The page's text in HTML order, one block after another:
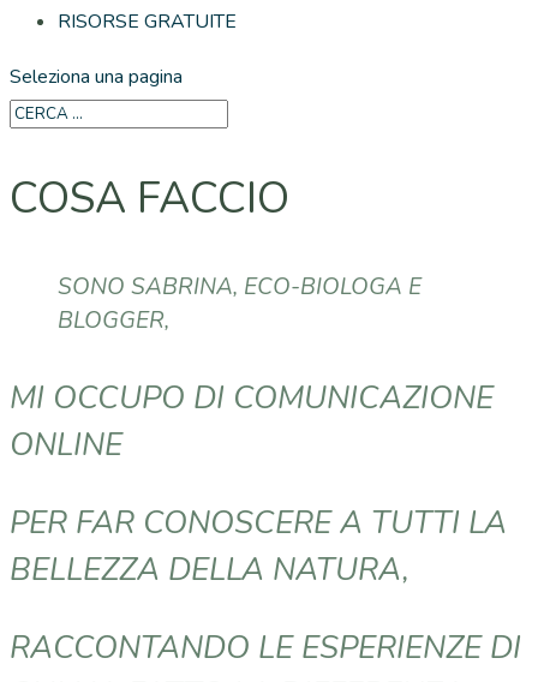
RISORSE GRATUITE
Seleziona una pagina
COSA FACCIO
SONO SABRINA, ECO-BIOLOGA E
BLOGGER,
MI OCCUPO DI COMUNICAZIONE
ONLINE
PER FAR CONOSCERE A TUTTI LA
BELLEZZA DELLA NATURA,
RACCONTANDO LE ESPERIENZE DI